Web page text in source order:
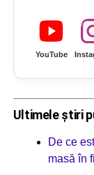
YouTube
Ultimele știri
De ce
masă în